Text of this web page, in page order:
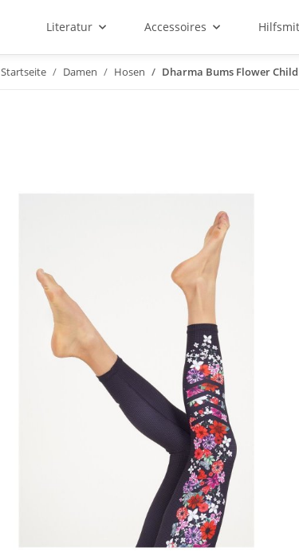
Literatur Accessoires
Startseite Damen Hosen Dharma Bums Flower